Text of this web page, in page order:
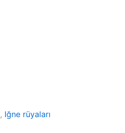
, Iğne rüyaları